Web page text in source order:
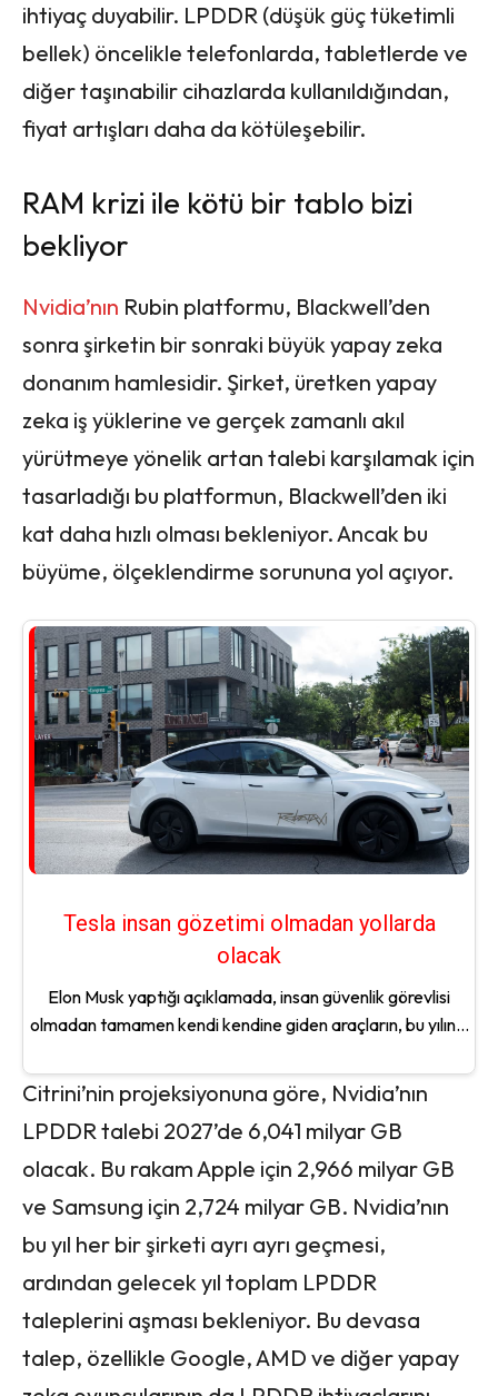
ihtiyaç duyabilir. LPDDR (düşük güç tüketimli
bellek) öncelikle telefonlarda, tabletlerde ve
diğer taşınabilir cihazlarda kullanıldığından,
fiyat artışları daha da kötüleşebilir.
RAM krizi ile kötü bir tablo bizi
bekliyor
Nvidia’nın Rubin platformu, Blackwell’den
sonra şirketin bir sonraki büyük yapay zeka
donanım hamlesidir. Şirket, üretken yapay
zeka iş yüklerine ve gerçek zamanlı akıl
yürütmeye yönelik artan talebi karşılamak için
tasarladığı bu platformun, Blackwell’den iki
kat daha hızlı olması bekleniyor. Ancak bu
büyüme, ölçeklendirme sorununa yol açıyor.
Tesla insan gözetimi olmadan yollarda
olacak
Elon Musk yaptığı açıklamada, insan güvenlik görevlisi
olmadan tamamen kendi kendine giden araçların, bu yılın...
Citrini’nin projeksiyonuna göre, Nvidia’nın
LPDDR talebi 2027’de 6,041 milyar GB
olacak. Bu rakam Apple için 2,966 milyar GB
ve Samsung için 2,724 milyar GB. Nvidia’nın
bu yıl her bir şirketi ayrı ayrı geçmesi,
ardından gelecek yıl toplam LPDDR
taleplerini aşması bekleniyor. Bu devasa
talep, özellikle Google, AMD ve diğer yapay